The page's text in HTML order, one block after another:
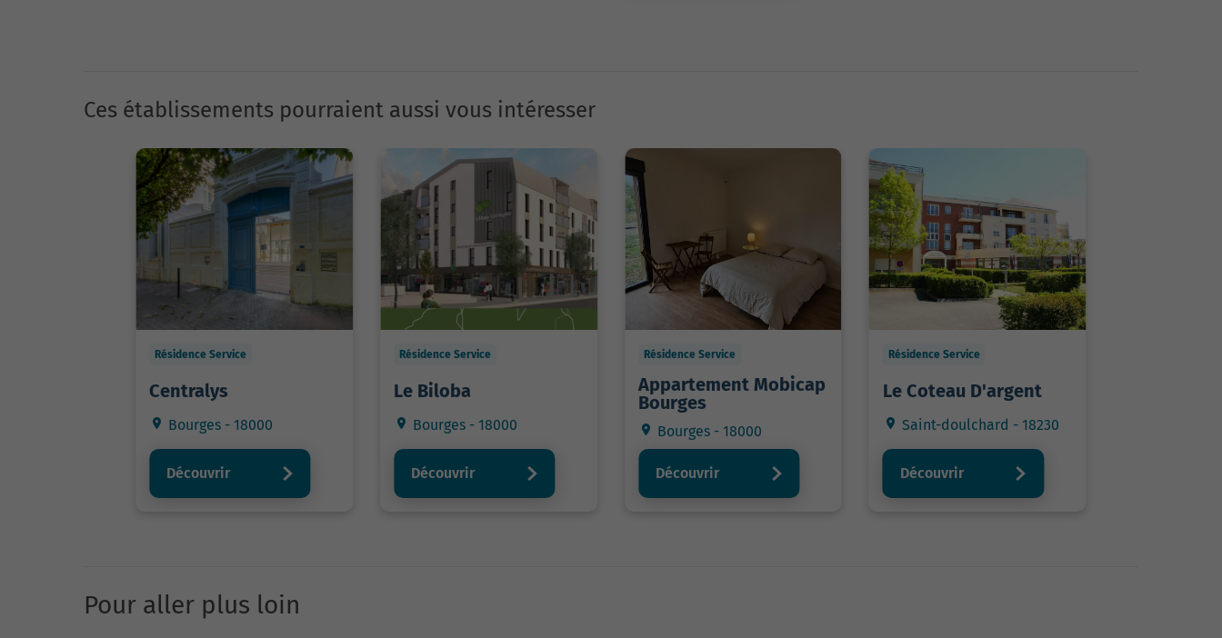
Ces établissements pourraient aussi vous intéresser
Résidence Service
Centralys
Bourges - 18000
Découvrir
Résidence Service
Le Biloba
Bourges - 18000
Découvrir
Résidence Service
Appartement Mobicap
Bourges
Bourges - 18000
Découvrir
Résidence Service
Le Coteau D'argent
Saint-doulchard - 18230
Découvrir
Pour aller plus loin